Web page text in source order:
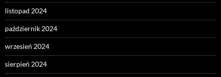
listopad 2024
październik 2024
wrzesień 2024
sierpień 2024